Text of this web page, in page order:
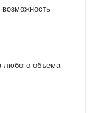
любого объема